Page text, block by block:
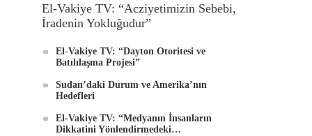
El-Vakiye TV: “Acziyetimizin Sebebi,
İradenin Yokluğudur”
El-Vakiye TV: “Dayton Otoritesi ve
Batılılaşma Projesi”
Sudan’daki Durum ve Amerika’nın
Hedefleri
El-Vakiye TV: “Medyanın İnsanların
Dikkatini Yönlendirmedeki…